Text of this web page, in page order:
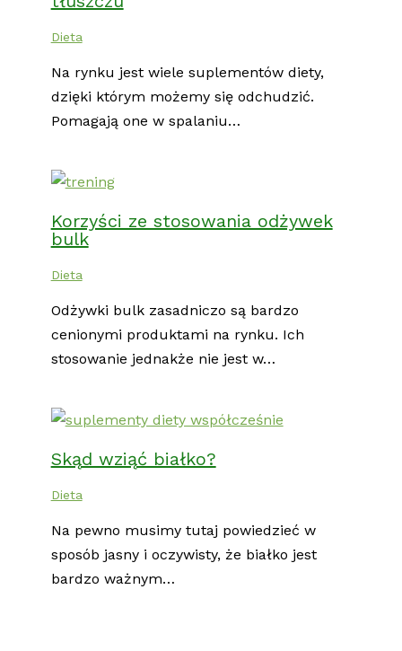
Dieta
Na rynku jest wiele suplementów diety,
dzięki którym możemy się odchudzić.
Pomagają one w spalaniu…
Korzyści ze stosowania odżywek
bulk
Dieta
Odżywki bulk zasadniczo są bardzo
cenionymi produktami na rynku. Ich
stosowanie jednakże nie jest w…
Skąd wziąć białko?
Dieta
Na pewno musimy tutaj powiedzieć w
sposób jasny i oczywisty, że białko jest
bardzo ważnym…